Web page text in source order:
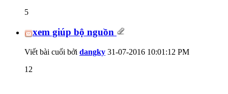
5
xem giúp bộ nguồn
Viết bài cuối bởi dangky 31-07-2016 10:01:12 PM
12